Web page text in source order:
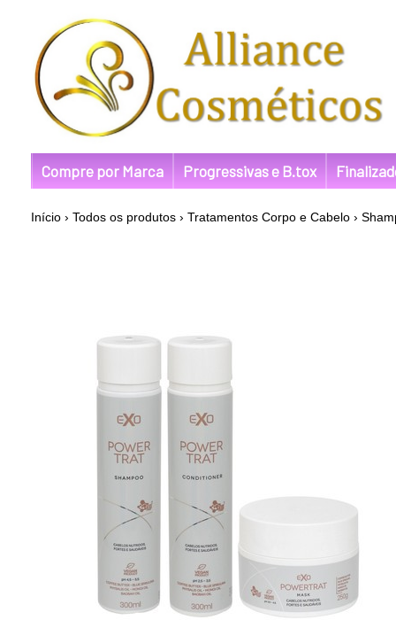
Compre por Marca Progressivas e B.tox
Início › Todos os produtos › Tratamentos Corpo e Cabelo ›